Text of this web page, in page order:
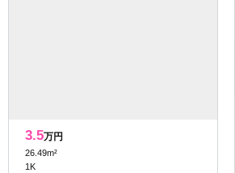
3.5万円
26.49m²
1K